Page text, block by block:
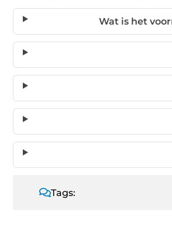
Wat is het
Tags: